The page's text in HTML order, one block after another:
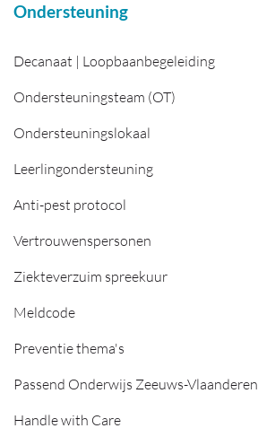
Ondersteuning
Decanaat | Loopbaanbegeleiding
Ondersteuningsteam (OT)
Ondersteuningslokaal
Leerlingondersteuning
Anti-pest protocol
Vertrouwenspersonen
Ziekteverzuim spreekuur
Meldcode
Preventie thema's
Passend Onderwijs Zeeuws-Vlaanderen
Handle with Care